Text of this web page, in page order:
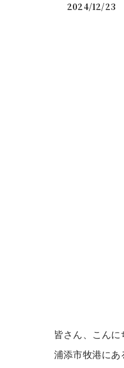
2024/12/23
皆さん、こんに
浦添市牧港にあ